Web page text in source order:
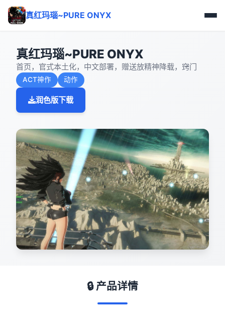
真红玛瑙~PURE ONYX
真红玛瑙~PURE ONYX
首页，官式本土化，中文部署，赠送放精神降载，窍门
ACT神作 动作
润色版下载
🔒 产品详情